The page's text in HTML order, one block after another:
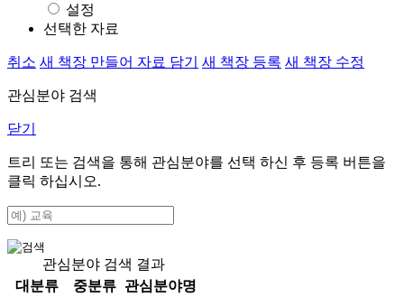
설정
선택한 자료
취소 새 책장 만들어 자료 담기 새 책장 등록 새 책장 수정
관심분야 검색
닫기
트리 또는 검색을 통해 관심분야를 선택 하신 후 등록 버튼을
클릭 하십시오.
관심분야 검색 결과
대분류
중분류
관심분야명